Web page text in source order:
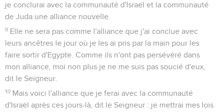
je conclurai avec la communauté d'Israël et la communauté
de Juda une alliance nouvelle.
9 Elle ne sera pas comme l'alliance que j'ai conclue avec
leurs ancêtres le jour où je les ai pris par la main pour les
faire sortir d'Egypte. Comme ils n'ont pas persévéré dans
mon alliance, moi non plus je ne me suis pas soucié d'eux,
dit le Seigneur.
10 Mais voici l'alliance que je ferai avec la communauté
d'Israël après ces jours-là, dit le Seigneur : je mettrai mes lois